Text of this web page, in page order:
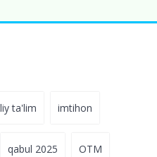
ta'lim imtihon
qabul 2025 OTM